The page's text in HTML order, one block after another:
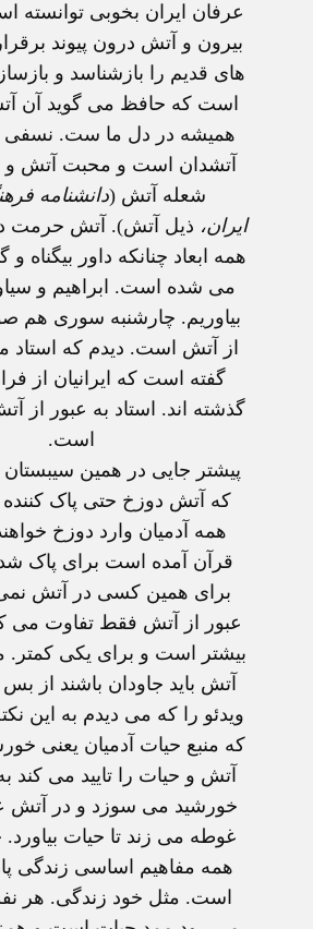
عرفان ایران بخوبی توانسته
بیرون و آتش درون پیوند
های قدیم را بازشناسد و
است که حافظ می گوید آن
همیشه در دل ما ست. نسفی
آتشدان است و محبت آتش و
شعله آتش (دانشنامه
ایران، ذیل آتش). آتش حرمت
همه ابعاد چنانکه داور بیگناه و
می شده است. ابراهیم و
بیاوریم. چارشنبه سوری هم
از آتش است. دیدم که
گفته است که ایرانیان از
گذشته اند. استاد به عبور از
است.
پیشتر جایی در همین سیبستان
که آتش دوزخ حتی پاک
همه آدمیان وارد دوزخ
قرآن آمده است برای پاک
برای همین کسی در آتش نمی
عبور از آتش فقط تفاوت می
بیشتر است و برای یکی کمتر.
آتش باید جاودان باشند از بس
ویدئو را که می دیدم به این
که منبع حیات آدمیان یعنی
آتش و حیات را تایید می کند
خورشید می سوزد و در
غوطه می زند تا حیات
همه مفاهیم اساسی زندگی
است. مثل خود زندگی. هر